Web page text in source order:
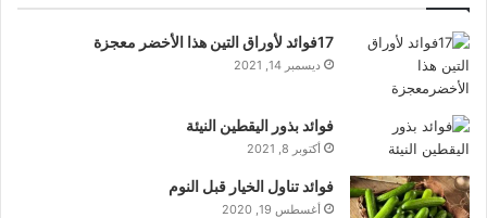
17فوائد لأوراق التين هذا الأخضر معجزة
ديسمبر 14, 2021
فوائد بذور اليقطين النيئة
أكتوبر 8, 2021
فوائد تناول الخيار قبل النوم
أغسطس 19, 2020